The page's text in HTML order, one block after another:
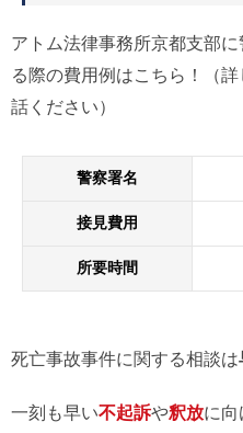
アトム法律事務所京都支部
る際の費用例はこちら！（
話ください）
警察署名
接見費用
所要時間
死亡事故事件に関する相談は
一刻も早い不起訴や釈放に向